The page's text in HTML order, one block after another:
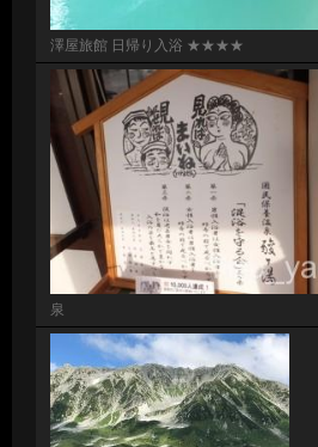
澤屋旅館 日帰り入浴 ★★★★
泉